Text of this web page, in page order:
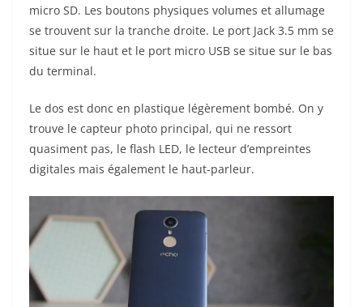
micro SD. Les boutons physiques volumes et allumage
se trouvent sur la tranche droite. Le port Jack 3.5 mm se
situe sur le haut et le port micro USB se situe sur le bas
du terminal.
Le dos est donc en plastique légèrement bombé. On y
trouve le capteur photo principal, qui ne ressort
quasiment pas, le flash LED, le lecteur d’empreintes
digitales mais également le haut-parleur.